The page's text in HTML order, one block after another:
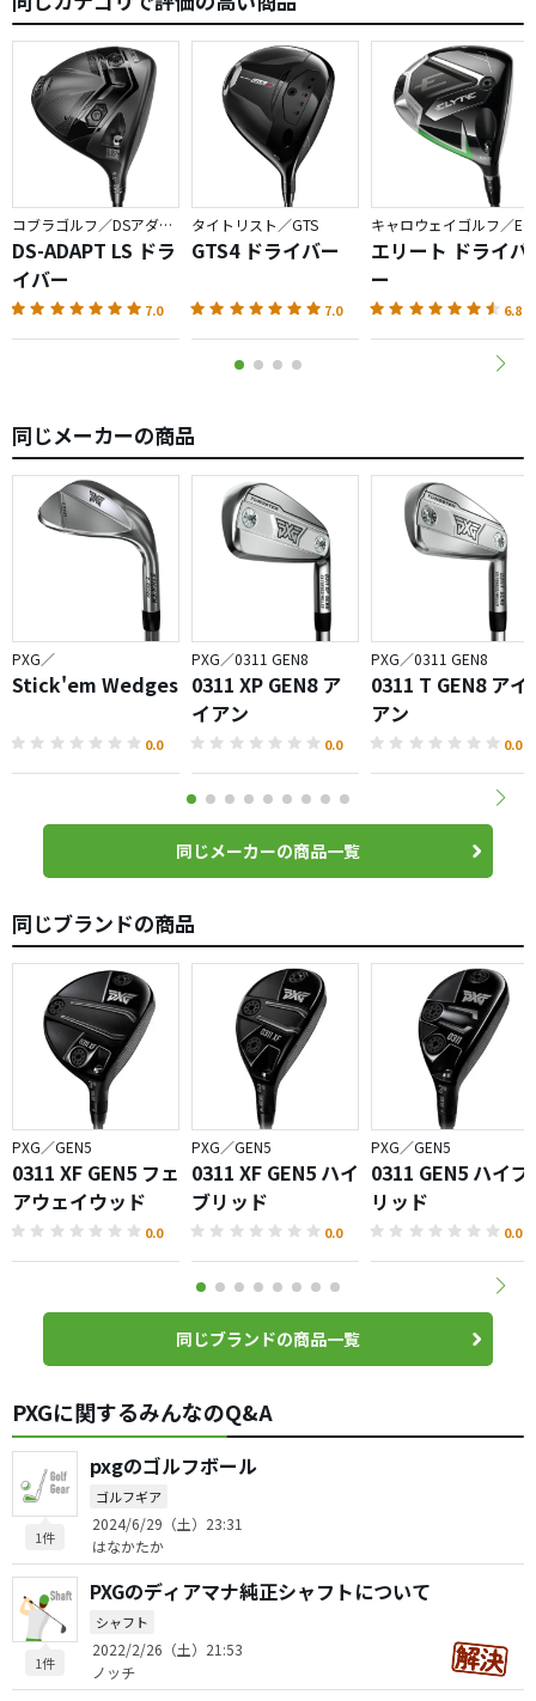
コブラゴルフ／DSアダプト
DS-ADAPT LS ドラ
イバー
7.0
タイトリスト／GTS
GTS4 ドライバー
7.0
エリート ドライバ
ー
6.8
同じメーカーの商品
PXG／
Stick'em Wedges
0.0
PXG／0311 GEN8
0311 XP GEN8 ア
イアン
0.0
PXG／0311 GEN8
0311 T GEN8 アイ
アン
0.0
同じメーカーの商品一覧
同じブランドの商品
PXG／GEN5
0311 XF GEN5 フェ
アウェイウッド
0.0
PXG／GEN5
0311 XF GEN5 ハイ
ブリッド
0.0
PXG／GEN5
0311 GEN5 ハイブ
リッド
0.0
同じブランドの商品一覧
PXGに関するみんなのQ&A
1件
pxgのゴルフボール
ゴルフギア
2024/6/29（土）23:31
はなかたか
1件
PXGのディアマナ純正シャフトについて
シャフト
2022/2/26（土）21:53
ノッチ